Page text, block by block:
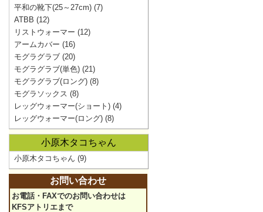
平和の靴下(25～27cm) (7)
ATBB (12)
リストウォーマー (12)
アームカバー (16)
モグラグラブ (20)
モグラグラブ(単色) (21)
モグラグラブ(ロング) (8)
モグラソックス (8)
レッグウォーマー(ショート) (4)
レッグウォーマー(ロング) (8)
小原木タコちゃん
小原木タコちゃん (9)
お問い合わせ
お電話・FAXでのお問い合わせは
KFSアトリエまで